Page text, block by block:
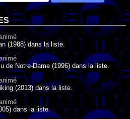
(1988) dans la liste.
de Notre-Dame (1996) dans la liste.
(2013) dans la liste.
dans la liste.